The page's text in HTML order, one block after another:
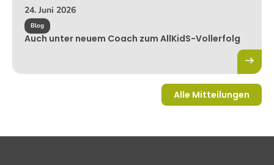
24. Juni 2026
Blog
Auch unter neuem Coach zum AllKidS-Vollerfolg
Alle Mitteilungen